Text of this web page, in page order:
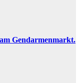
Gendarmenmarkt.